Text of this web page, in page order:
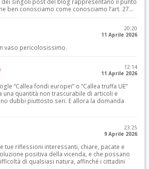
dei singoli post del blog rappresentano il punto
ben conosciamo come conosciamo l’art. 27...
20:20
11 Aprile 2026
vaso pericolosissimo.
12:14
11 Aprile 2026
“Callea fondi europei” o “Callea truffa UE”
una quantità non trascurabile di articoli e
dubbi piuttosto seri. E allora la domanda
23:25
9 Aprile 2026
tue riflessioni interessanti, chiare, pacate e
positiva della vicenda, e che possano
di qualsiasi natura, affinché i cittadini